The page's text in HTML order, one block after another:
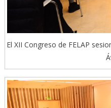
El XII Congreso de FELAP